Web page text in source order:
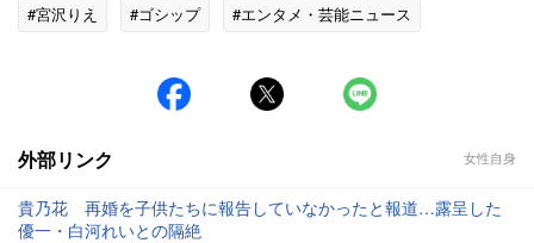
#宮沢りえ
#ゴシップ #エンタメ・芸能ニュース
外部リンク 女性自身
貴乃花 再婚を子供たちに報告していなかったと報道…露呈した
優一・白河れいとの隔絶